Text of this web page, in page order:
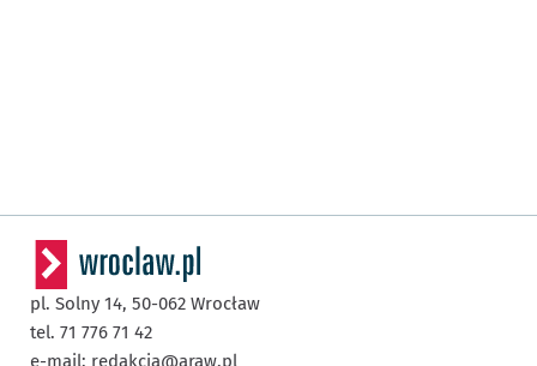
pl. Solny 14, 50-062 Wrocław
tel. 71 776 71 42